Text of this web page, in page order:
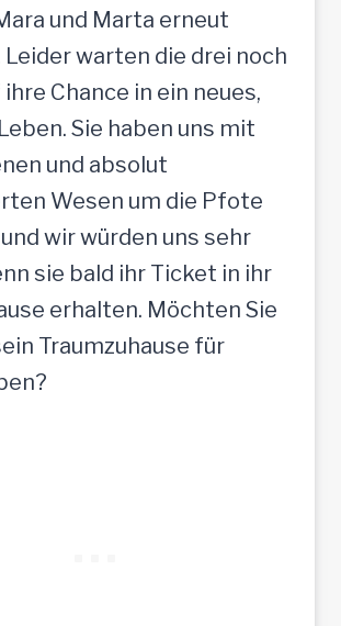
und Marta erneut
Leider warten die drei noch
Chance in ein neues,
Sie haben uns mit
und absolut
Wesen um die Pfote
wir würden uns sehr
sie bald ihr Ticket in ihr
erhalten. Möchten Sie
Traumzuhause für